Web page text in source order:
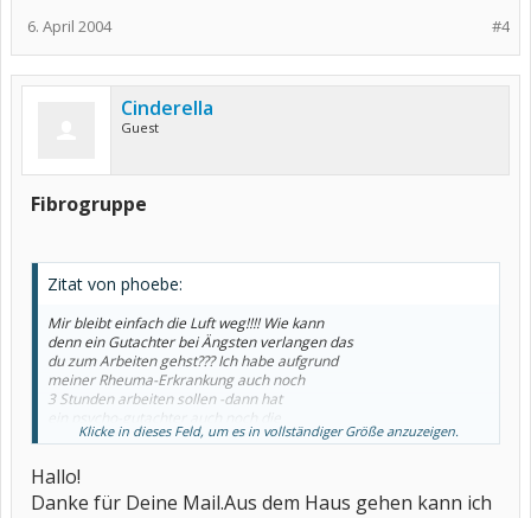
#4
6. April 2004
Cinderella
Guest
Fibrogruppe
Zitat von phoebe:
Mir bleibt einfach die Luft weg!!!! Wie kann
denn ein Gutachter bei Ängsten verlangen das
du zum Arbeiten gehst??? Ich habe aufgrund
meiner Rheuma-Erkrankung auch noch
3 Stunden arbeiten sollen -dann hat
ein psycho-gutachter auch noch die
weggekriegt wegen der Ängste.
du bei Ängsten doch nicht jederzeit
bereit bist außer Haus zu gehen oder??
Das musst du unbedingt noch mal
Klicke in dieses Feld, um es in vollständiger Größe anzuzeigen.
Hallo!
Danke für Deine Mail.Aus dem Haus gehen kann ich